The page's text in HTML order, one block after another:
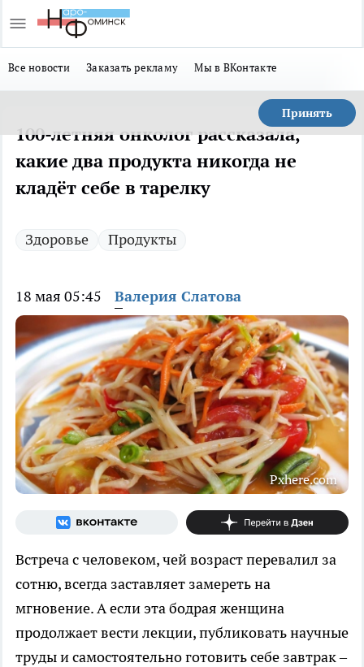
Все новости Заказать рекламу Мы в ВКонтакте
Принять
100-летняя онколог рассказала,
какие два продукта никогда не
кладёт себе в тарелку
Здоровье Продукты
18 мая 05:45 Валерия Слатова
Pxhere.com
Встреча с человеком, чей возраст перевалил за
сотню, всегда заставляет замереть на
мгновение. А если эта бодрая женщина
продолжает вести лекции, публиковать научные
труды и самостоятельно готовить себе завтрак –